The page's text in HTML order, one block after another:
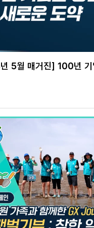
5월 매거진] 100년 기